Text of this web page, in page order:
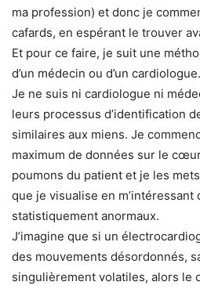
ma profession) et donc je
cafards, en espérant le trouver
Et pour ce faire, je suit une
d’un médecin ou d’un cardiologue.
Je ne suis ni cardiologue ni
leurs processus d’identification
similaires aux miens. Je
maximum de données sur le
poumons du patient et je les
que je visualise en m’intéressant
statistiquement anormaux.
J’imagine que si un
des mouvements désordonnés,
singulièrement volatiles, alors le